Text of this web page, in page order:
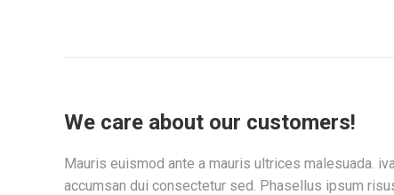
We care about our customers!
Mauris euismod ante a mauris ultrices malesuada.
accumsan dui consectetur sed. Phasellus ipsum